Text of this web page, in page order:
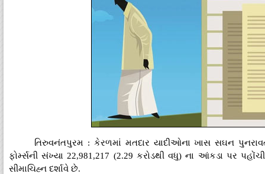
તિરુવનંતપુરમ : કેરળમાં મતદાર યાદીઓના ખાસ સઘન
ફોર્મ્સની સંખ્યા 22,981,217 (2.29 કરોડથી વધુ) ના આંકડા પર
સીમાચિહ્ન દર્શાવે છે.